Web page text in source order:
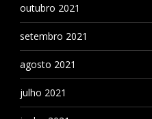
outubro 2021
setembro 2021
agosto 2021
julho 2021